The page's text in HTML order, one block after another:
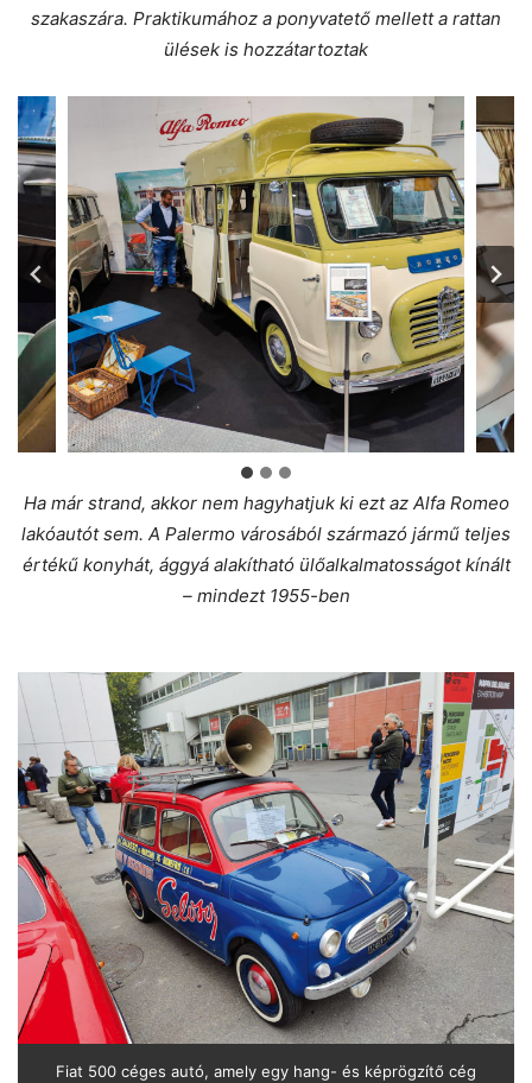
szakaszára. Praktikumához a ponyvatető mellett a rattan
ülések is hozzátartoztak
Ha már strand, akkor nem hagyhatjuk ki ezt az Alfa Romeo
lakóautót sem. A Palermo városából származó jármű teljes
értékű konyhát, ággyá alakítható ülőalkalmatosságot kínált
– mindezt 1955-ben
Fiat 500 céges autó, amely egy hang- és képrögzítő cég